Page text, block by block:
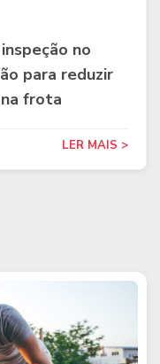
no
para reduzir
frota
LER MAIS >